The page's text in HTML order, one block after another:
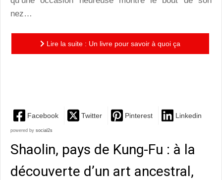
nez…
Lire la suite : Un livre pour savoir à quoi ça
Facebook Twitter Pinterest Linkedin
powered by social2s
Shaolin, pays de Kung-Fu : à la
découverte d’un art ancestral,